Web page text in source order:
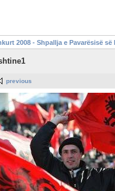
2008 - Shpallja e Pavarësisë së
previous